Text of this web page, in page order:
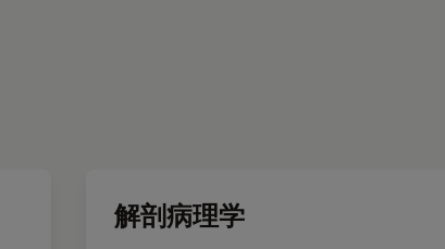
解剖病理学